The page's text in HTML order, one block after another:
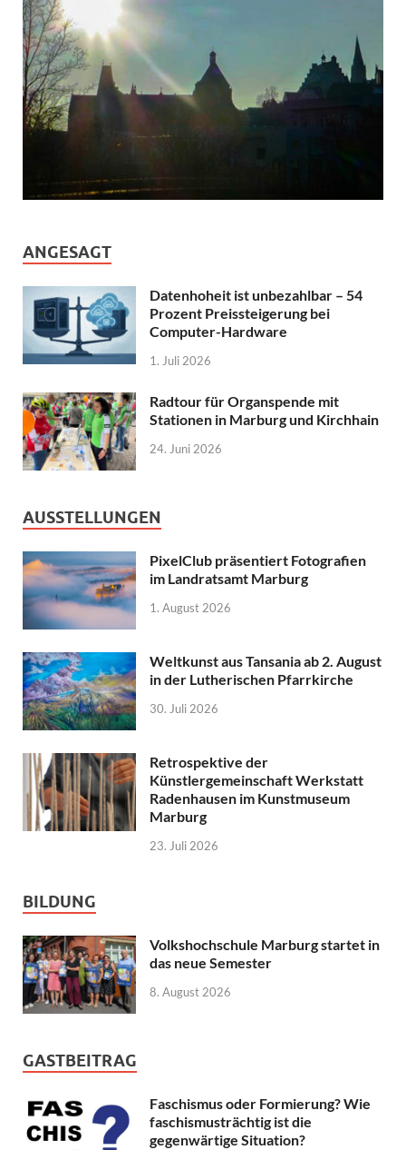
ANGESAGT
Datenhoheit ist unbezahlbar – 54
Prozent Preissteigerung bei
Computer-Hardware
1. Juli 2026
Radtour für Organspende mit
Stationen in Marburg und Kirchhain
24. Juni 2026
AUSSTELLUNGEN
PixelClub präsentiert Fotografien
im Landratsamt Marburg
1. August 2026
Weltkunst aus Tansania ab 2. August
in der Lutherischen Pfarrkirche
30. Juli 2026
Retrospektive der
Künstlergemeinschaft Werkstatt
Radenhausen im Kunstmuseum
Marburg
23. Juli 2026
BILDUNG
Volkshochschule Marburg startet in
das neue Semester
8. August 2026
GASTBEITRAG
Faschismus oder Formierung? Wie
faschismusträchtig ist die
gegenwärtige Situation?